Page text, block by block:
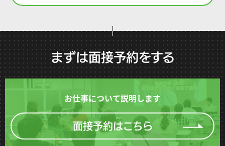
まずは面接予約をする
お仕事について説明します
面接予約はこちら